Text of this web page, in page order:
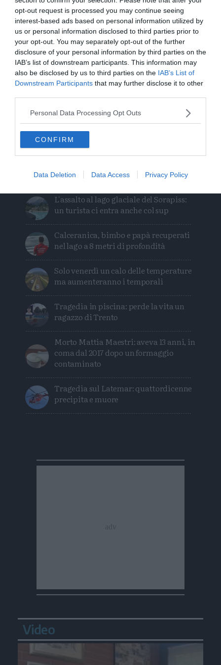
opt-out request is processed you may continue seeing
interest-based ads based on personal information utilized by
us or personal information disclosed to third parties prior to
your opt-out. You may separately opt-out of the further
disclosure of your personal information by third parties on the
IAB’s list of downstream participants. This information may
also be disclosed by us to third parties on the IAB’s List of
Downstream Participants that may further disclose it to other
Personal Data Processing Opt Outs
CONFIRM
Data Deletion Data Access Privacy Policy
rivelare sviluppi inaspettati. I prossimi giorni
saranno cruciali per capire come l'Austria gestirà
le sue sfide interne e le sue relazioni con l'Unione
Europea.
Condividi
questo
Whatsapp
Condividi
questo
Telegram
TwitterCondividi
Mail
Tags
I più letti
L'assalto al lago glaciale del Sorapiss:
un turista ci entra anche col sup
Calceranica, bimbo e papà recuperati
nel lago a 8 metri di profondità
Solo venerdì un calo delle temperature
ma aumenteranno i temporali
Tragedia in piscina: perde la vita un
ragazzo di Trento
Morto Mattia Maestri: aveva 13 anni, in
coma dal 2017 dopo un formaggio
contaminato
Tragedia sul Latemar: quattordicenne
precipita e muore
Video